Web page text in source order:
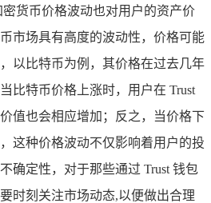
密货币价格波动也对用户的资产价
市场具有高度的波动性，价格可能
以比特币为例，其价格在过去几年
比特币价格上涨时，用户在 Trust
值也会相应增加；反之，当价格下
这种价格波动不仅影响着用户的投
确定性，对于那些通过 Trust 钱包
时刻关注市场动态,以便做出合理